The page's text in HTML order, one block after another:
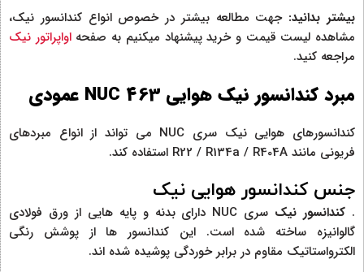
بیشتر بدانید: جهت مطالعه بیشتر در خصوص انواع کندانسور نیک،
مشاهده لیست قیمت و خرید پیشنهاد میکنیم به صفحهاواپراتور نیک
مراجعه کنید.
مبرد کندانسور نیک هوایی NUC 463 عمودی
کندانسورهای هوایی نیک سری NUC می تواند از انواع مبردهای
فریونی مانند R22 / R134a / R404A استفاده کند.
جنس کندانسور هوایی نیک
. کندانسور نیک
سری NUC دارای بدنه و پایه هایی از ورق فولادی
گالوانیزه ساخته شده است. این کندانسور ها از پوشش رنگی
الکترواستاتیک مقاوم در برابر خوردگی پوشیده شده اند.